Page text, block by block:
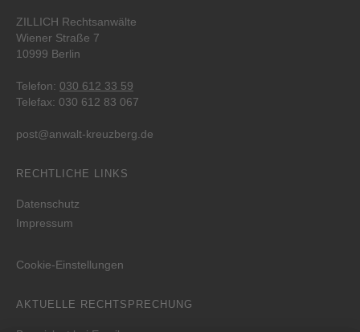
ZILLICH Rechtsanwälte
Wiener Straße 7
10999 Berlin
Telefon: 030 612 33 59
Telefax: 030 612 83 067
post@anwalt-kreuzberg.de
RECHTLICHE LINKS
Datenschutz
Impressum
Cookie-Einstellungen
AKTUELLE RECHTSPRECHUNG